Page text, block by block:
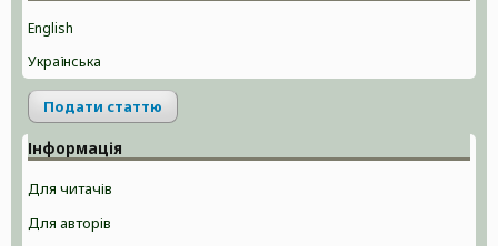
English
Українська
Подати статтю
Інформація
Для читачів
Для авторів